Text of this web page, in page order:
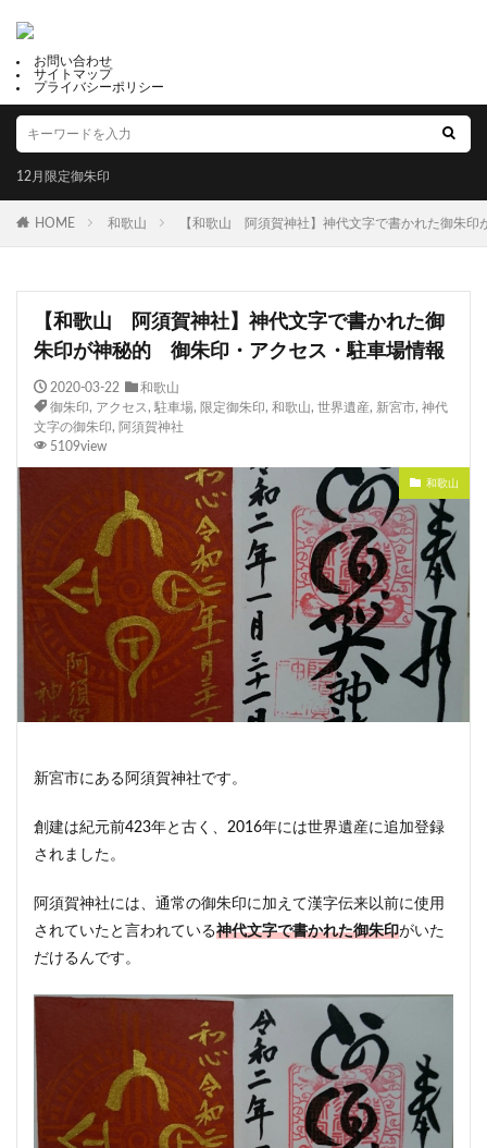
お問い合わせ
サイトマップ
プライバシーポリシー
12月限定御朱印
HOME 和歌山 【和歌山 阿須賀神社】神代文字で書かれた御朱
【和歌山 阿須賀神社】神代文字で書かれた御
朱印が神秘的 御朱印・アクセス・駐車場情報
2020-03-22
和歌山
御朱印, アクセス , 駐車場, 限定御朱印, 和歌山, 世界遺産, 新宮市, 神代
文字の御朱印, 阿須賀神社
5109view
和歌山
新宮市にある阿須賀神社です。
創建は紀元前423年と古く、2016年には世界遺産に追加登録
されました。
阿須賀神社には、通常の御朱印に加えて漢字伝来以前に使用
されていたと言われている神代文字で書かれた御朱印がいた
だけるんです。